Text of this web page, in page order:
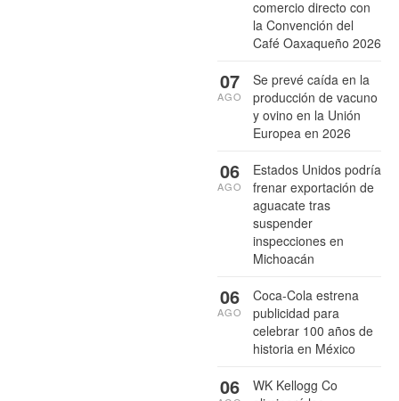
comercio directo con
la Convención del
Café Oaxaqueño 2026
Se prevé caída en la
producción de vacuno
y ovino en la Unión
Europea en 2026
07
AGO
Estados Unidos podría
frenar exportación de
aguacate tras
suspender
inspecciones en
Michoacán
06
AGO
Coca-Cola estrena
publicidad para
celebrar 100 años de
historia en México
06
AGO
WK Kellogg Co
06